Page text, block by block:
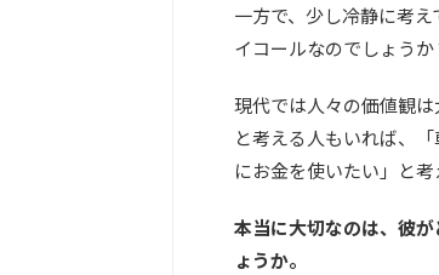
一方で、少し冷静に考
イコールなのでしょうか
現代では人々の価値観
と考える人もいれば、
にお金を使いたい」と
本当に大切なのは、彼
ょうか。